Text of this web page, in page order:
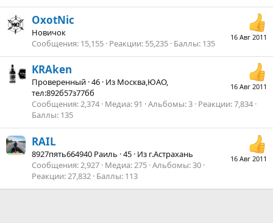
16 Авг 2011
OxotNic
Новичок
Сообщения 15,155 Реакции 55,235 Баллы 135
16 Авг 2011
KRAken
Проверенный ·46 · Из Москва,ЮАО,
тел:892б57з77бб
Сообщения 2,374 Медиа 91 Альбомы 3 Реакции 7,834
Баллы 135
16 Авг 2011
RAIL
8927пять664940 Раиль ·45 · Из г.Астрахань
Сообщения 2,927 Медиа 275 Альбомы 30
Реакции 27,832 Баллы 113